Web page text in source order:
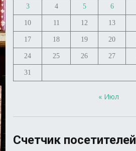
3 4 5 6
10 11 12 13
17 18 19 20
24 25 26 27
31
« Июл
Счетчик посетителей